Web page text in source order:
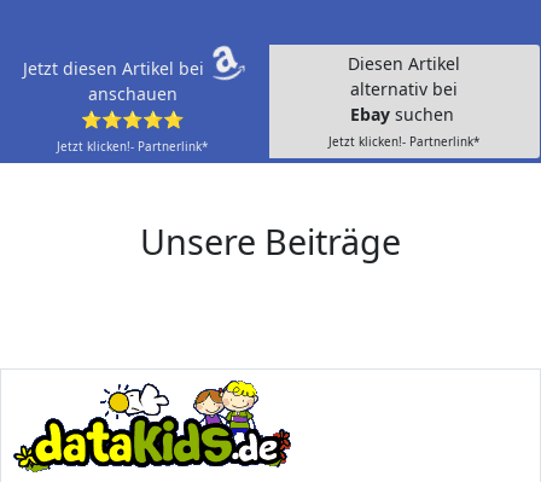
Jetzt diesen Artikel bei
anschauen
⭐⭐⭐⭐⭐
Jetzt klicken!- Partnerlink*
Diesen Artikel
alternativ bei
Ebay suchen
Jetzt klicken!- Partnerlink*
Unsere Beiträge